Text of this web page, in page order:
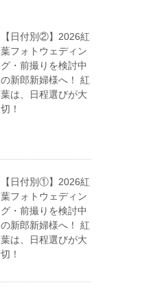
【日付別②】2026紅
葉フォトウェディン
グ・前撮りを検討中
の新郎新婦様へ！ 紅
葉は、日程選びが大
切！
【日付別①】2026紅
葉フォトウェディン
グ・前撮りを検討中
の新郎新婦様へ！ 紅
葉は、日程選びが大
切！